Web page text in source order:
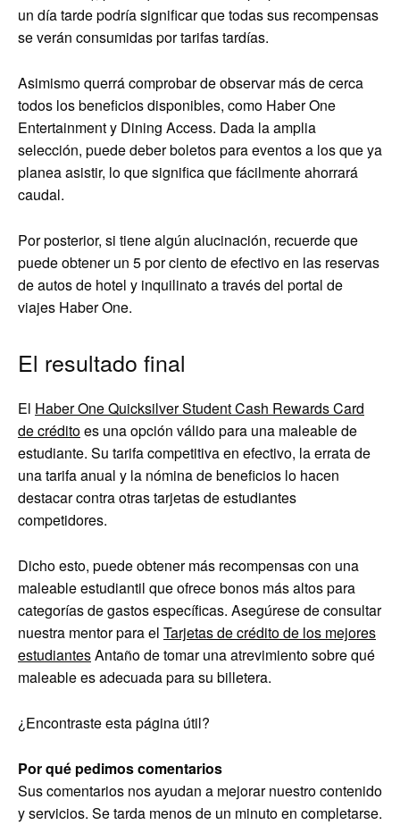
un día tarde podría significar que todas sus recompensas
se verán consumidas por tarifas tardías.
Asimismo querrá comprobar de observar más de cerca
todos los beneficios disponibles, como Haber One
Entertainment y Dining Access. Dada la amplia
selección, puede deber boletos para eventos a los que ya
planea asistir, lo que significa que fácilmente ahorrará
caudal.
Por posterior, si tiene algún alucinación, recuerde que
puede obtener un 5 por ciento de efectivo en las reservas
de autos de hotel y inquilinato a través del portal de
viajes Haber One.
El resultado final
El Haber One Quicksilver Student Cash Rewards Card
de créditoes una opción válido para una maleable de
estudiante. Su tarifa competitiva en efectivo, la errata de
una tarifa anual y la nómina de beneficios lo hacen
destacar contra otras tarjetas de estudiantes
competidores.
Dicho esto, puede obtener más recompensas con una
maleable estudiantil que ofrece bonos más altos para
categorías de gastos específicas. Asegúrese de consultar
nuestra mentor para el Tarjetas de crédito de los mejores
estudiantesAntaño de tomar una atrevimiento sobre qué
maleable es adecuada para su billetera.
¿Encontraste esta página útil?
Por qué pedimos comentarios
Sus comentarios nos ayudan a mejorar nuestro contenido
y servicios. Se tarda menos de un minuto en completarse.